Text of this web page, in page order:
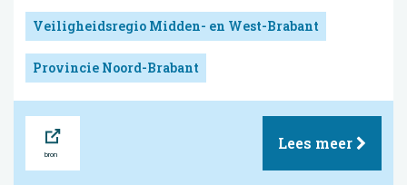
Veiligheidsregio Midden- en West-Brabant
Provincie Noord-Brabant
Lees meer